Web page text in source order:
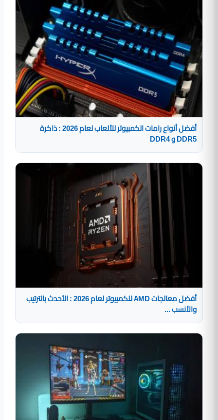
أفضل أنواع رامات الكمبيوتر للألعاب لعام 2026 : ذاكرة
DDR5 و DDR4
أفضل معالجات AMD للكمبيوتر لعام 2026 : الأحدث بالترتيب
والأنسب ...